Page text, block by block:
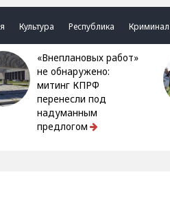
Культура Республика Криминал
«Внеплановых работ»
не обнаружено:
митинг КПРФ
перенесли под
надуманным
предлогом